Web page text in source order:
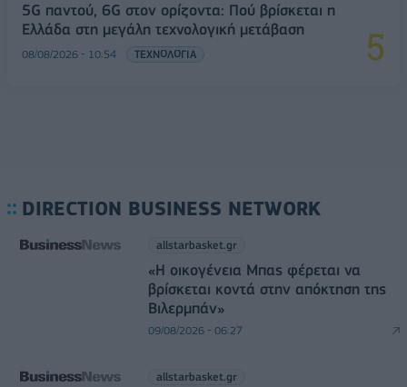
5G παντού, 6G στον ορίζοντα: Πού βρίσκεται η
Ελλάδα στη μεγάλη τεχνολογική μετάβαση
08/08/2026 - 10:54 ΤΕΧΝΟΛΟΓΙΑ
DIRECTION BUSINESS NETWORK
allstarbasket.gr
«Η οικογένεια Μπας φέρεται να
βρίσκεται κοντά στην απόκτηση της
Βιλερμπάν»
09/08/2026 - 06:27
allstarbasket.gr